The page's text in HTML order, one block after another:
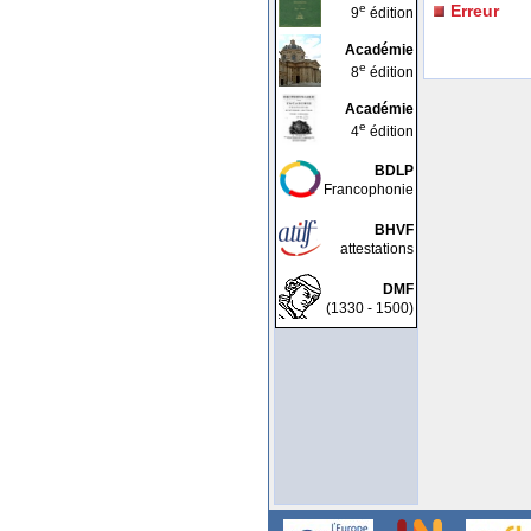
9e édition
Académie
8e édition
Académie
4e édition
BDLP
Francophonie
BHVF
attestations
DMF
(1330 - 1500)
Erreur